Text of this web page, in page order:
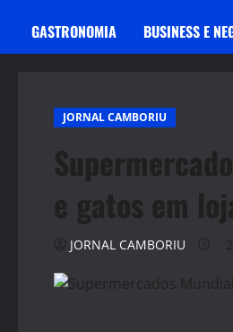
GASTRONOMIA BUSINESS E
JORNAL CAMBORIU
e gatos em
JORNAL CAMBORIU